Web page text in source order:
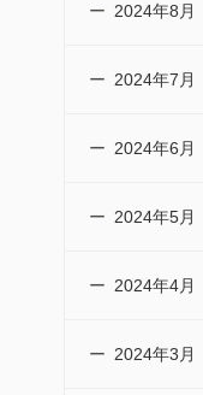
2024年8月
2024年7月
2024年6月
2024年5月
2024年4月
2024年3月